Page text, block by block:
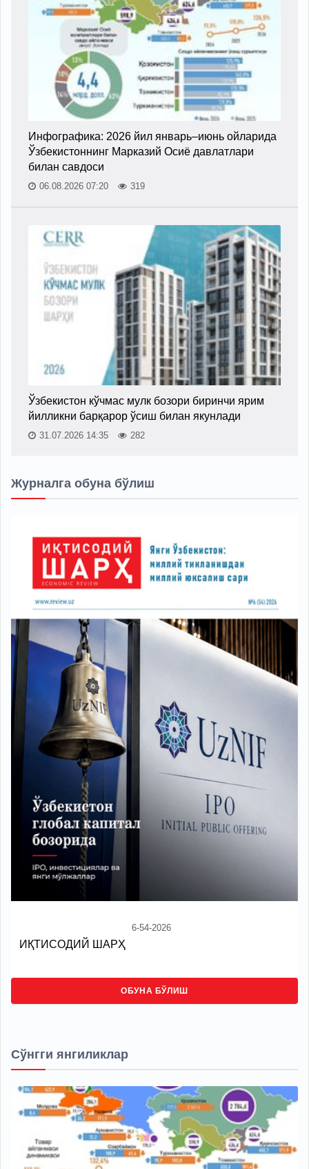
Инфографика: 2026 йил январь–июнь ойларида
Ўзбекистоннинг Марказий Осиё давлатлари
билан савдоси
06.08.2026 07:20 319
Ўзбекистон кўчмас мулк бозори биринчи ярим
йилликни барқарор ўсиш билан якунлади
31.07.2026 14:35 282
Журналга обуна бўлиш
6-54-2026
ИҚТИСОДИЙ ШАРҲ
ОБУНА БЎЛИШ
Сўнгги янгиликлар